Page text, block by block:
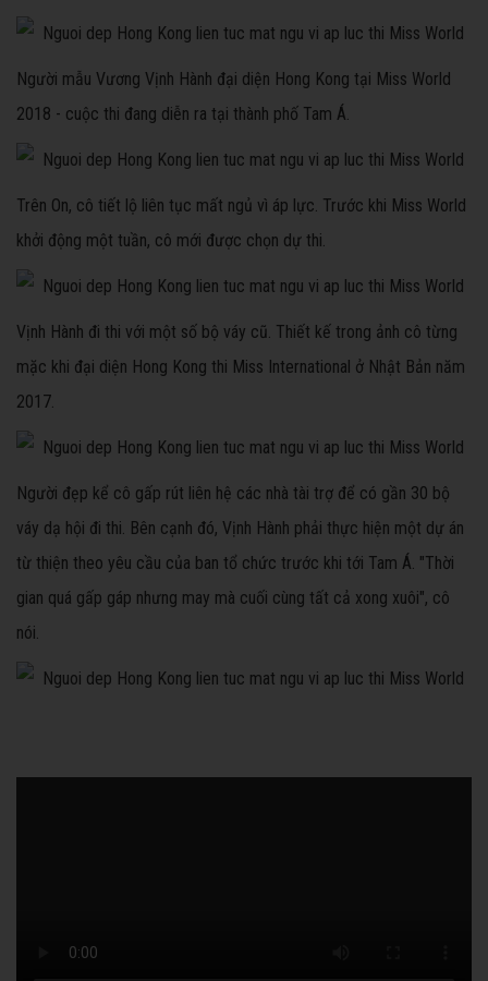
Người mẫu Vương Vịnh Hành đại diện Hong Kong tại Miss World
2018 - cuộc thi đang diễn ra tại thành phố Tam Á.
Trên On, cô tiết lộ liên tục mất ngủ vì áp lực. Trước khi Miss World
khởi động một tuần, cô mới được chọn dự thi.
Vịnh Hành đi thi với một số bộ váy cũ. Thiết kế trong ảnh cô từng
mặc khi đại diện Hong Kong thi Miss International ở Nhật Bản năm
2017.
Người đẹp kể cô gấp rút liên hệ các nhà tài trợ để có gần 30 bộ
váy dạ hội đi thi. Bên cạnh đó, Vịnh Hành phải thực hiện một dự án
từ thiện theo yêu cầu của ban tổ chức trước khi tới Tam Á. "Thời
gian quá gấp gáp nhưng may mà cuối cùng tất cả xong xuôi", cô
nói.